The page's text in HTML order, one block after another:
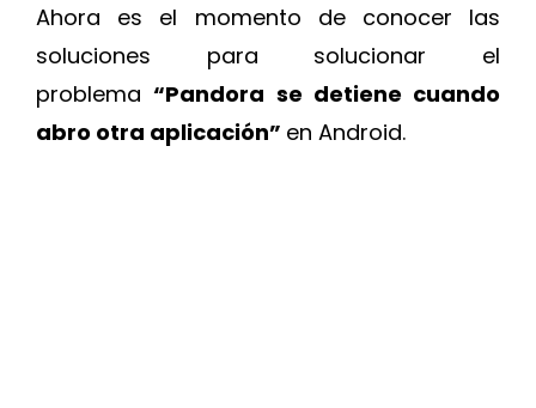
Ahora es el momento de conocer las
soluciones para solucionar el
problema“Pandora se detiene cuando
abro otra aplicación” en Android.